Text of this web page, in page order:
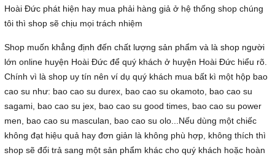
Hoài Đức phát hiện hay mua phải hàng giả ở hệ thống shop chúng
tôi thì shop sẽ chịu mọi trách nhiệm
Shop muốn khẳng định đến chất lượng sản phẩm và là shop người
lớn online huyện Hoài Đức để quý khách ở huyện Hoài Đức hiểu rõ.
Chính vì là shop uy tín nên ví dụ quý khách mua bất kì một hộp bao
cao su như: bao cao su durex, bao cao su okamoto, bao cao su
sagami, bao cao su jex, bao cao su good times, bao cao su power
men, bao cao su masculan, bao cao su olo...Nếu dùng một chiếc
không đạt hiệu quả hay đơn giản là không phù hợp, không thích thì
shop sẽ đổi trả sang một sản phẩm khác cho quý khách hoặc hoàn